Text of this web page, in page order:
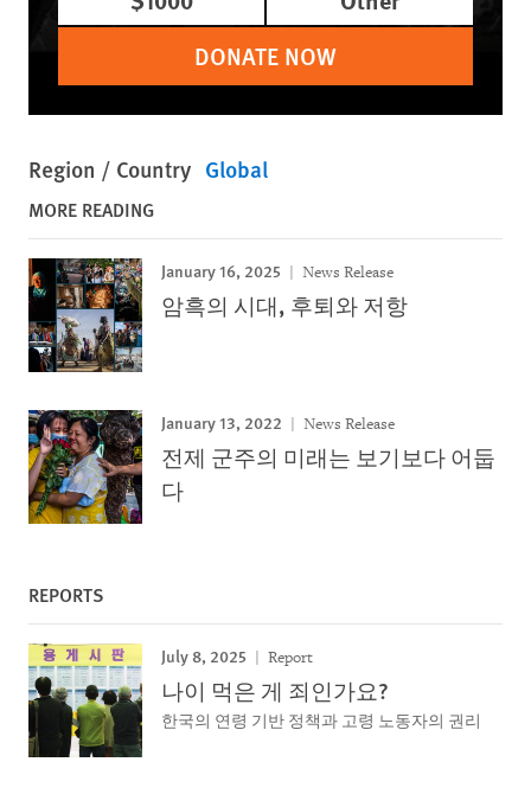
DONATE NOW
Region / Country Global
MORE READING
January 16, 2025 News Release
암흑의 시대, 후퇴와 저항
January 13, 2022 News Release
전제 군주의 미래는 보기보다 어둡
다
REPORTS
July 8, 2025 Report
나이 먹은 게 죄인가요?
한국의 연령 기반 정책과 고령 노동자의 권리